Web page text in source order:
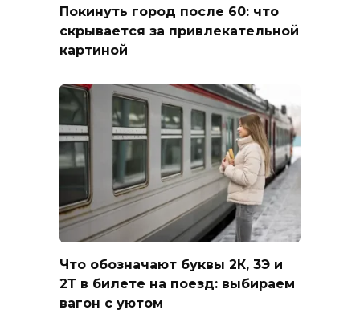
Покинуть город после 60: что
скрывается за привлекательной
картиной
Что обозначают буквы 2К, 3Э и
2Т в билете на поезд: выбираем
вагон с уютом